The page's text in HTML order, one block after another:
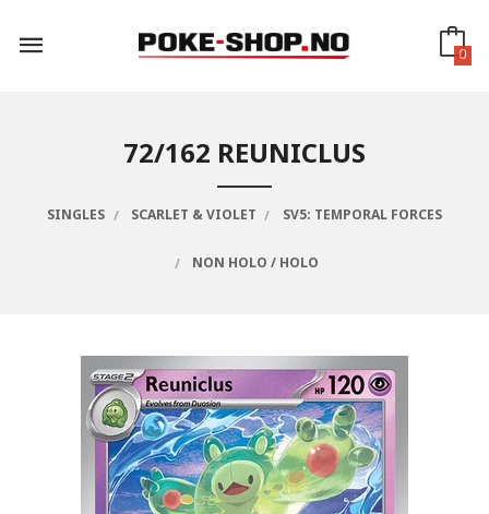
innholdet
0
72/162 REUNICLUS
SINGLES SCARLET & VIOLET SV5: TEMPORAL FORCES
NON HOLO / HOLO